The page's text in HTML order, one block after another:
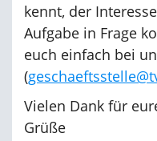
kennt, der
Aufgabe in Frage
euch einfach bei
(
Vielen Dank für
Grüße